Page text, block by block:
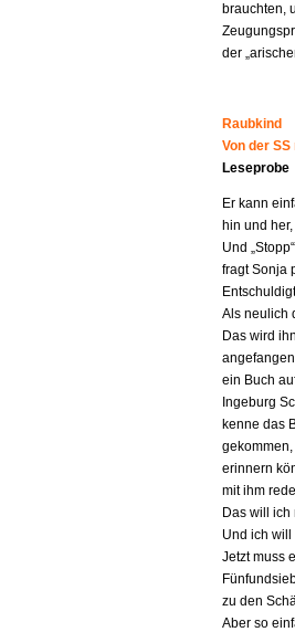
brauchten,
der
Raubkind
Von der
Leseprobe
Er kann
hin und
Und
fragt Sonja
Als neulich
Das wird
ein Buch
Ingeburg
kenne das
erinnern
mit ihm
Das will
Und ich
Jetzt muss
zu den
Aber so